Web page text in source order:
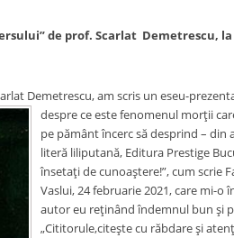
de prof. ScarlatDemetrescu,
Demetrescu, am scris un eseu-
despre ce este fenomenul morții
pe pământ încerc să desprind – din
literă liliputană, Editura Prestige
însetați de cunoaștere!”, cum scrie
Vaslui, 24 februarie 2021, care mi-
autor eu reținând îndemnul bun și
„Cititorule,citește cu răbdare și